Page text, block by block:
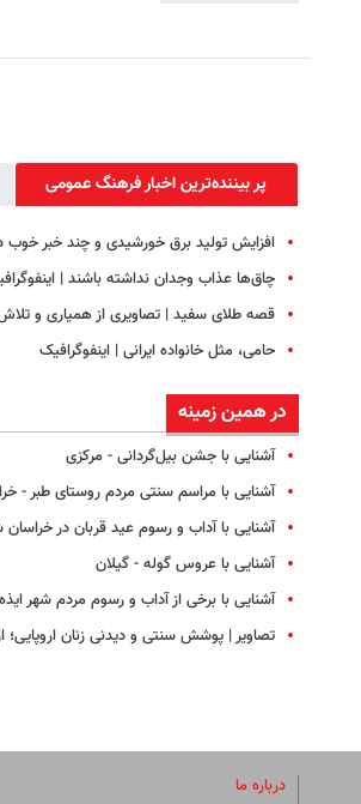
پر بیننده‌ترین اخبار فرهنگ عمومی
افزایش تولید برق خورشیدی و چند خبر خوب
چاق‌ها عذاب وجدان نداشته باشند |
قصه طلای سفید | تصاویری از همیاری و
حامی، مثل خانواده ایرانی | اینفوگرافیک
در همین زمینه
آشنایی با جشن بیل‌گردانی - مرکزی
آشنایی با مراسم سنتی مردم روستای طبر -
آشنایی با آداب و رسوم عید قربان در
آشنایی با عروس گوله - گیلان
آشنایی با برخی از آداب و رسوم مردم شهر ایذه
تصاویر | پوشش سنتی و دیدنی زنان اروپایی؛
درباره ما